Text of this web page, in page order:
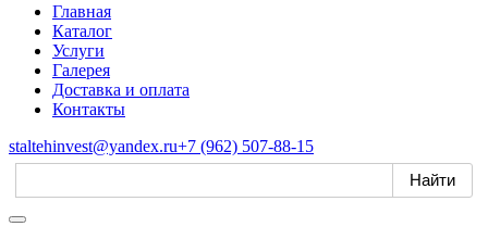
Главная
Каталог
Услуги
Галерея
Доставка и оплата
Контакты
staltehinvest@yandex.ru+7 (962) 507-88-15